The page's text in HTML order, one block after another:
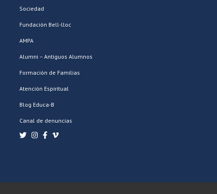
Sociedad
Fundación Bell-lloc
AMPA
Alumni – Antiguos Alumnos
Formación de Familias
Atención Espiritual
Blog Educa-B
Canal de denuncias